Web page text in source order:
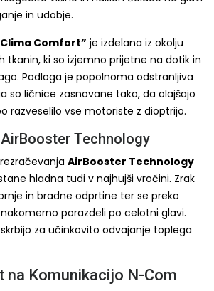
in udobje.
Comfort” je izdelana iz okolju
tkanin, ki so izjemno prijetne na dotik in
Podloga je popolnoma odstranljiva
so ličnice zasnovane tako, da olajšajo
razveselilo vse motoriste z dioptrijo.
Technology
AirBooster Technology
hladna tudi v najhujši vročini. Zrak
in bradne odprtine ter se preko
porazdeli po celotni glavi.
za učinkovito odvajanje toplega
na Komunikacijo N-Com